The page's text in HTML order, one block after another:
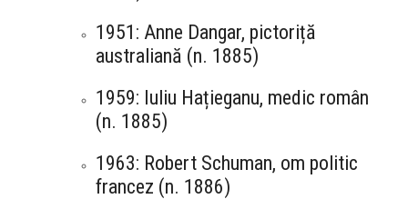
1951: Anne Dangar, pictoriță
australiană (n. 1885)
1959: Iuliu Hațieganu, medic român
(n. 1885)
1963: Robert Schuman, om politic
francez (n. 1886)